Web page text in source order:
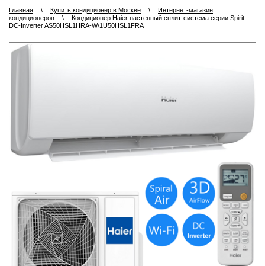
Главная \ Купить кондиционер в Москве \
Интернет-магазин
кондиционеров
\
Кондиционер Haier настенный сплит-система серии Spirit
DC-Inverter AS50HSL1HRA-W/1U50HSL1FRA